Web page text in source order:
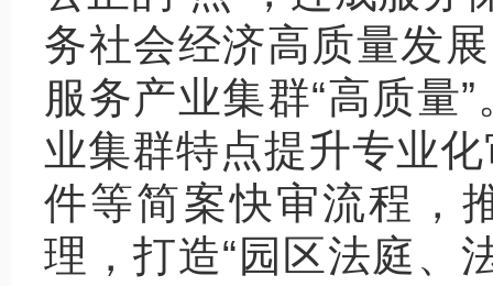
务社会经济高质量发
服务产业集群“高质量
业集群特点提升专业
件等简案快审流程，
理，打造“园区法庭、